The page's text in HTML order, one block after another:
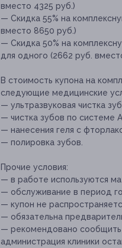
вместо 4325 руб.)
— Скидка 55% на
вместо 8650 руб.)
— Скидка 50% на
для одного (2662 руб.
В стоимость купона на
следующие медицинские
— ультразвуковая чистка
— чистка зубов по системе
— нанесения геля с
— полировка зубов.
Прочие условия:
— в работе используются
— обслуживание в период
— купон не
— обязательна
— рекомендовано сообщить
администрация клиники